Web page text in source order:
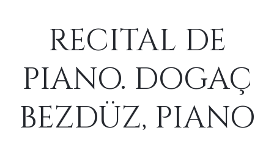
ContactRECITAL DE
PIANO. DOGAÇ
BEZDÜZ, PIANO